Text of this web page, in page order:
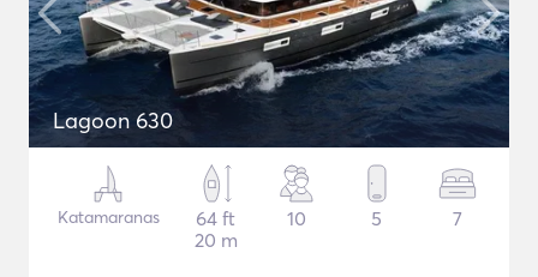
Lagoon 630
Katamaranas
64 ft
20 m
10 5 7